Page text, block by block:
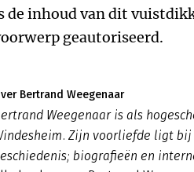
de inhoud van dit
geautoriseerd.
Bertrand Weegenaar
Weegenaar is als
Zijn voorliefde ligt
biografieën en